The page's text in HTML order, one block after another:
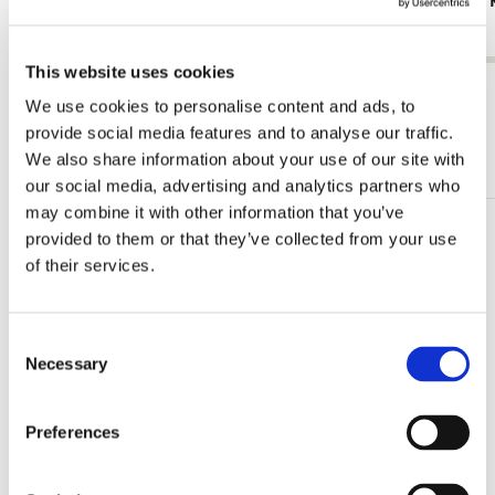
This website uses cookies
We use cookies to personalise content and ads, to
provide social media features and to analyse our traffic.
We also share information about your use of our site with
our social media, advertising and analytics partners who
may combine it with other information that you’ve
provided to them or that they’ve collected from your use
of their services.
Selection
Necessary
Preferences
Mehr von Singer, Laren
Zur